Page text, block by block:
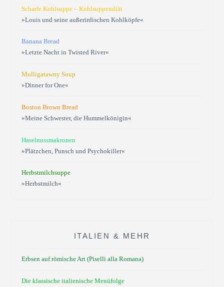
Scharfe Kohlsuppe – Kohlsuppendiät
»Louis und seine außerirdischen Kohlköpfe«
Banana Bread
»Letzte Nacht in Twisted River«
Mulligatawny Soup
»Dinner for One«
Boston Brown Bread
»Meine Schwester, die Hummelkönigin«
Haselnussmakronen
»Plätzchen, Punsch und Psychokiller«
Herbstmilchsuppe
»Herbstmilch«
ITALIEN & MEHR
Erbsen auf römische Art (Piselli alla Romana)
Die klassische italienische Menüfolge